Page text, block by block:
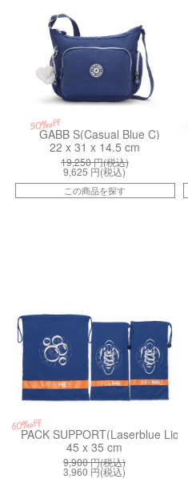
50%off
GABB S(Casual Blue C)
22 x 31 x 14.5 cm
19,250円(税込)
9,625 円(税込)
この商品を探す
60%off
PACK SUPPORT(Laserblue Light)
45 x 35 cm
9,900円(税込)
3,960 円(税込)